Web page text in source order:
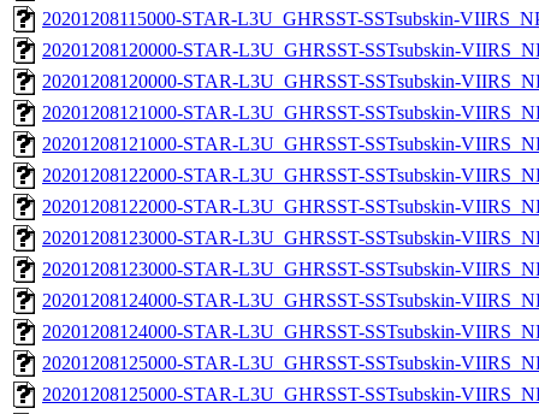
20201208115000-STAR-L3U_GHRSST-SSTsubskin-
20201208120000-STAR-L3U_GHRSST-SSTsubskin-
20201208120000-STAR-L3U_GHRSST-SSTsubskin-
20201208121000-STAR-L3U_GHRSST-SSTsubskin-
20201208121000-STAR-L3U_GHRSST-SSTsubskin-
20201208122000-STAR-L3U_GHRSST-SSTsubskin-
20201208122000-STAR-L3U_GHRSST-SSTsubskin-
20201208123000-STAR-L3U_GHRSST-SSTsubskin-
20201208123000-STAR-L3U_GHRSST-SSTsubskin-
20201208124000-STAR-L3U_GHRSST-SSTsubskin-
20201208124000-STAR-L3U_GHRSST-SSTsubskin-
20201208125000-STAR-L3U_GHRSST-SSTsubskin-
20201208125000-STAR-L3U_GHRSST-SSTsubskin-